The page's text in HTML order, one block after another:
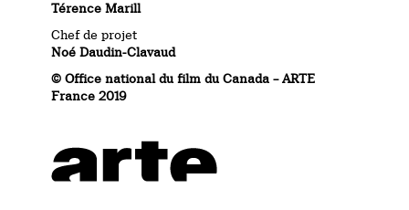
Térence Marill
Chef de projet
Noé Daudin-Clavaud
© Office national du film du Canada – ARTE
France 2019